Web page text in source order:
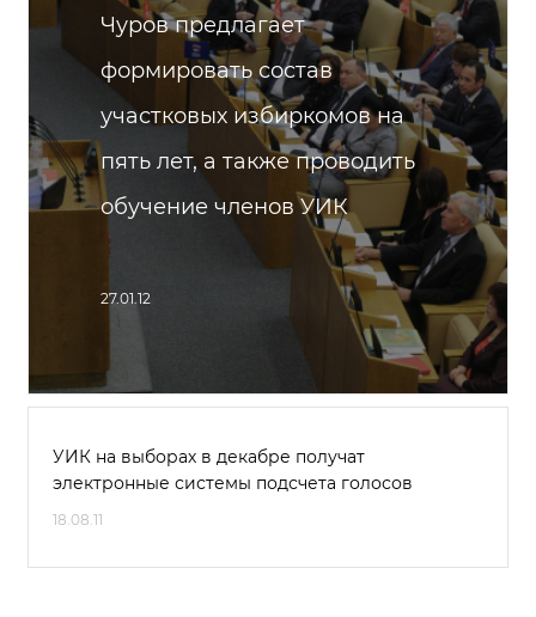
Чуров предлагает
формировать состав
участковых избиркомов на
пять лет, а также проводить
обучение членов УИК
27.01.12
УИК на выборах в декабре получат
электронные системы подсчета голосов
18.08.11